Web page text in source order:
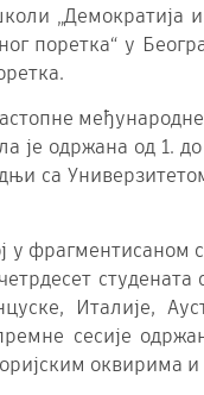
„Демократија
поретка“ у
је одржана од 1.
са
у фрагментисаном
Италије,
сесије
оквирима